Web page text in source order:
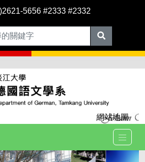
5656 #2333 #2332
網站地圖